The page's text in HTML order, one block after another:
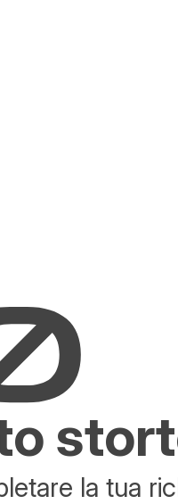
la tua